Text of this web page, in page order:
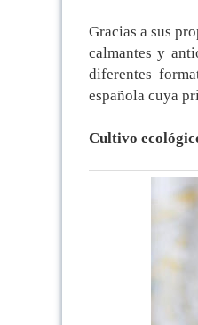
Gracias a sus
calmantes y
diferentes
española cuya
Cultivo